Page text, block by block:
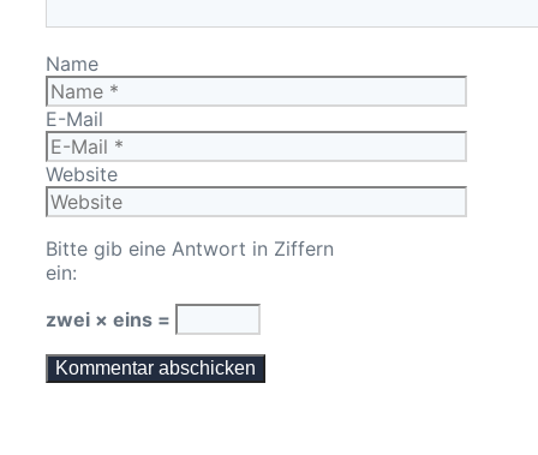
Name
E-Mail
Website
Bitte gib eine Antwort in Ziffern
ein:
zwei × eins =